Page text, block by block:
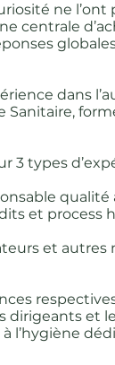
ne
centrale
dans
Sanitaire,
3 types
et
et
dirigeants et
l’hygiène